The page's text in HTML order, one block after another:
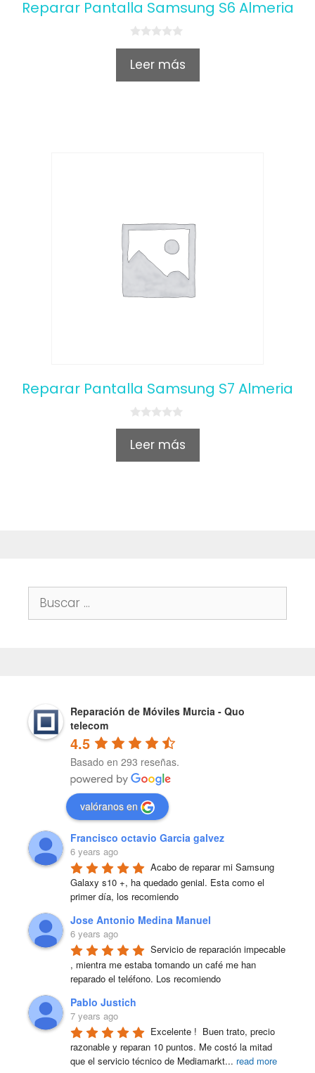
Reparar Pantalla Samsung S6 Almeria
0
u
Leer más
Reparar Pantalla Samsung S7 Almeria
0
u
Leer más
Buscar:
Reparación de Móviles Murcia - Quo
telecom
4.5
Basado en 293 reseñas.
valóranos en
Francisco octavio Garcia galvez
6 years ago
Acabo de reparar mi Samsung
Galaxy s10 +, ha quedado genial. Esta como el
primer día, los recomiendo
Jose Antonio Medina Manuel
6 years ago
Servicio de reparación impecable
, mientra me estaba tomando un café me han
reparado el teléfono. Los recomiendo
Pablo Justich
7 years ago
Excelente !  Buen trato, precio
razonable y reparan 10 puntos. Me costó la mitad
que el servicio técnico de Mediamarkt... read more